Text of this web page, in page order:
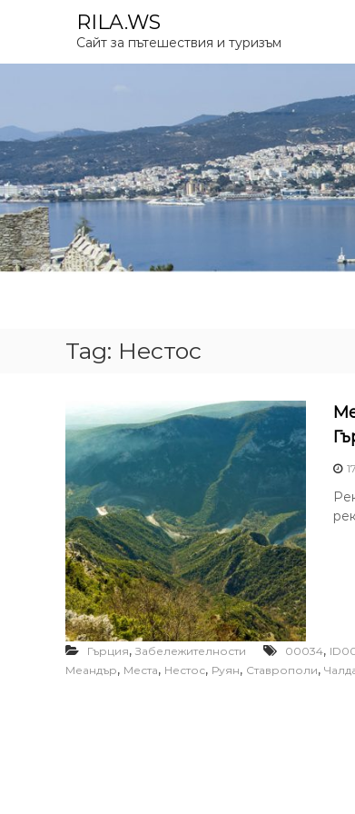
p
c
o
n
t
e
n
t
RILA.WS
Сайт за пътешествия и туризъм
Tag: Нестос
Гърция, Забележителности 00034,
Меандър, Места, Нестос, Руян, Ставрополи,